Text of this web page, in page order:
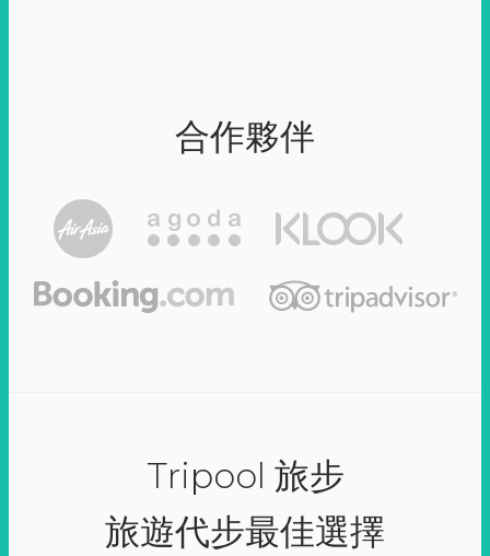
合作夥伴
Tripool 旅步
旅遊代步最佳選擇